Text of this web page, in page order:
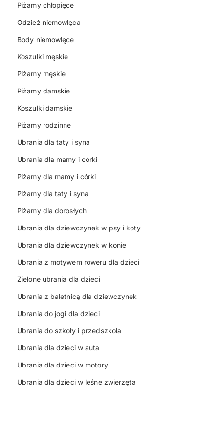
Piżamy chłopięce
Odzież niemowlęca
Body niemowlęce
Koszulki męskie
Piżamy męskie
Piżamy damskie
Koszulki damskie
Piżamy rodzinne
Ubrania dla taty i syna
Ubrania dla mamy i córki
Piżamy dla mamy i córki
Piżamy dla taty i syna
Piżamy dla dorosłych
Ubrania dla dziewczynek w psy i koty
Ubrania dla dziewczynek w konie
Ubrania z motywem roweru dla dzieci
Zielone ubrania dla dzieci
Ubrania z baletnicą dla dziewczynek
Ubrania do jogi dla dzieci
Ubrania do szkoły i przedszkola
Ubrania dla dzieci w auta
Ubrania dla dzieci w motory
Ubrania dla dzieci w leśne zwierzęta